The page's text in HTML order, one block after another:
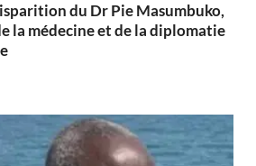
du Dr Pie Masumbuko,
la médecine et de la diplomatie